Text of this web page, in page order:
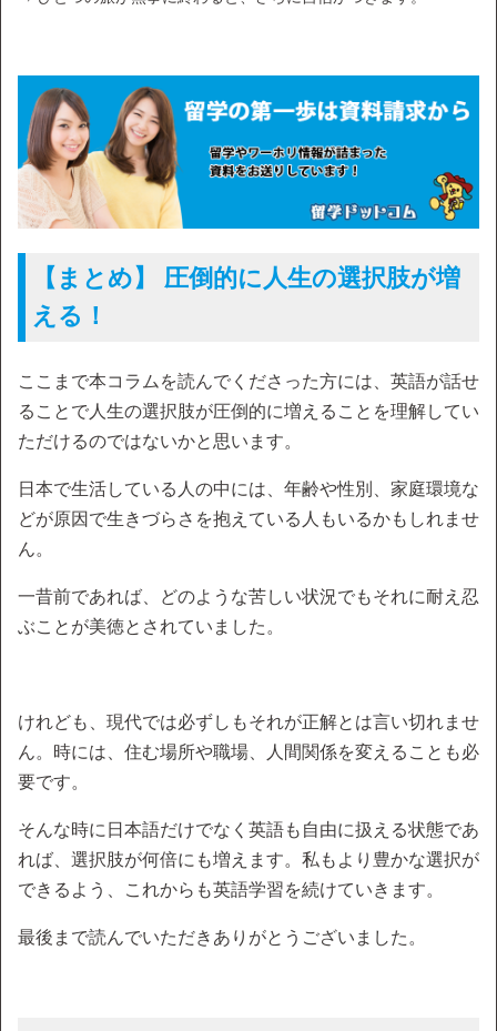
【まとめ】 圧倒的に人生の選択肢が増
える！
ここまで本コラムを読んでくださった方には、英語が話せ
ることで人生の選択肢が圧倒的に増えることを理解してい
ただけるのではないかと思います。
日本で生活している人の中には、年齢や性別、家庭環境な
どが原因で生きづらさを抱えている人もいるかもしれませ
ん。
一昔前であれば、どのような苦しい状況でもそれに耐え忍
ぶことが美徳とされていました。
けれども、現代では必ずしもそれが正解とは言い切れませ
ん。時には、住む場所や職場、人間関係を変えることも必
要です。
そんな時に日本語だけでなく英語も自由に扱える状態であ
れば、選択肢が何倍にも増えます。私もより豊かな選択が
できるよう、これからも英語学習を続けていきます。
最後まで読んでいただきありがとうございました。